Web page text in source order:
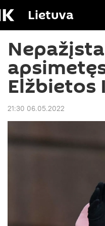
Lietuva
Elžbietos
21:30 06.05.2022